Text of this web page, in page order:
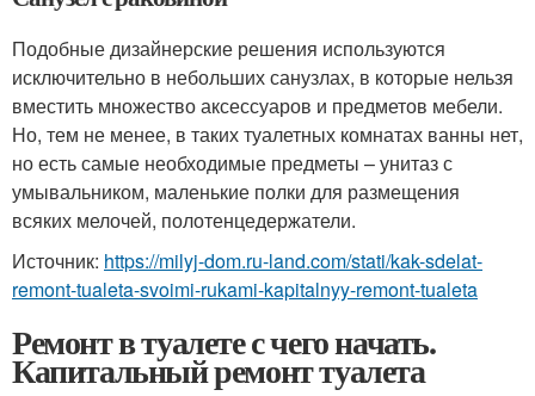
Подобные дизайнерские решения используются
исключительно в небольших санузлах, в которые нельзя
вместить множество аксессуаров и предметов мебели.
Но, тем не менее, в таких туалетных комнатах ванны нет,
но есть самые необходимые предметы – унитаз с
умывальником, маленькие полки для размещения
всяких мелочей, полотенцедержатели.
Источник: https://milyj-dom.ru-land.com/stati/kak-sdelat-
remont-tualeta-svoimi-rukami-kapitalnyy-remont-tualeta
Ремонт в туалете с чего начать.
Капитальный ремонт туалета